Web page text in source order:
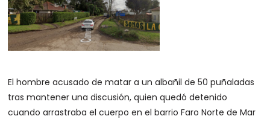
El hombre acusado de matar a un albañil de 50 puñaladas
tras mantener una discusión, quien quedó detenido
cuando arrastraba el cuerpo en el barrio Faro Norte de Mar